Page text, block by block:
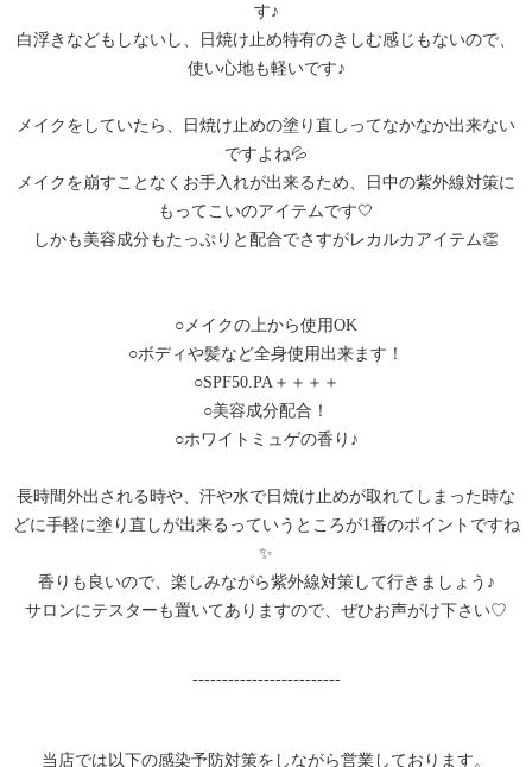
す♪
白浮きなどもしないし、日焼け止め特有のきしむ感じもないので、
使い心地も軽いです♪
メイクをしていたら、日焼け止めの塗り直しってなかなか出来ない
ですよね💦
メイクを崩すことなくお手入れが出来るため、日中の紫外線対策に
もってこいのアイテムです🤍
しかも美容成分もたっぷりと配合でさすがレカルカアイテム👏
○メイクの上から使用OK
○ボディや髪など全身使用出来ます！
○SPF50.PA＋＋＋＋
○美容成分配合！
○ホワイトミュゲの香り♪
長時間外出される時や、汗や水で日焼け止めが取れてしまった時な
どに手軽に塗り直しが出来るっていうところが1番のポイントですね
✨
香りも良いので、楽しみながら紫外線対策して行きましょう♪
サロンにテスターも置いてありますので、ぜひお声がけ下さい♡
-------------------------
当店では以下の感染予防対策をしながら営業しております。